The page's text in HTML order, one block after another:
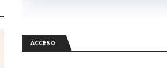
ACCESO